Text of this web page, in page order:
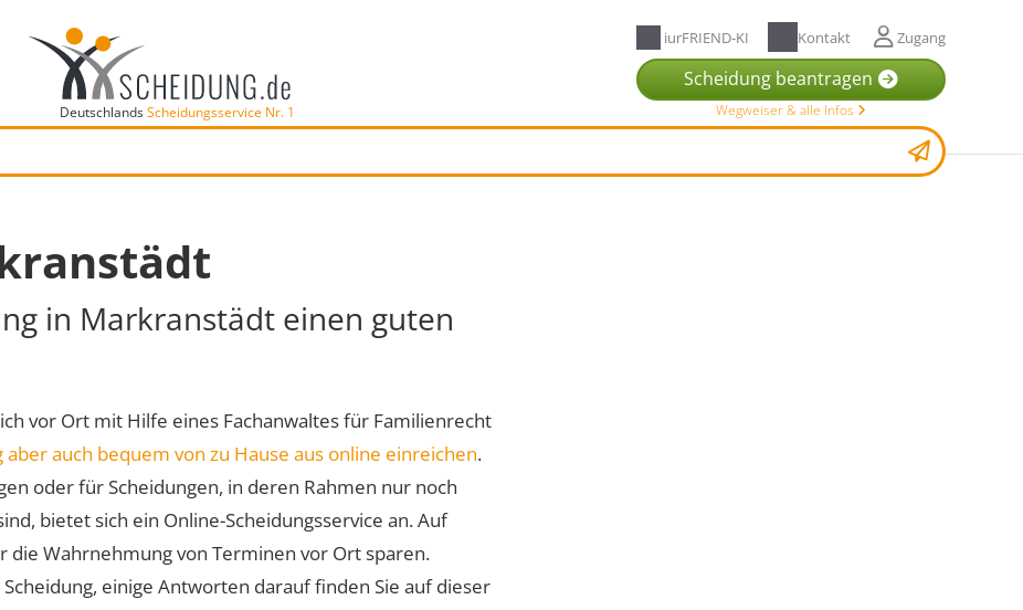
DeutschlandsScheidungsservice Nr. 1
iurFRIEND-KI Kontakt Zugang
Scheidung beantragen
Wegweiser & alle Infos
in Markranstädt einen guten
vor Ort mit Hilfe eines Fachanwaltes für Familienrecht
aber auch bequem von zu Hause aus online einreichen.
oder für Scheidungen, in deren Rahmen nur noch
bietet sich ein Online-Scheidungsservice an. Auf
die Wahrnehmung von Terminen vor Ort sparen.
einige Antworten darauf finden Sie auf dieser